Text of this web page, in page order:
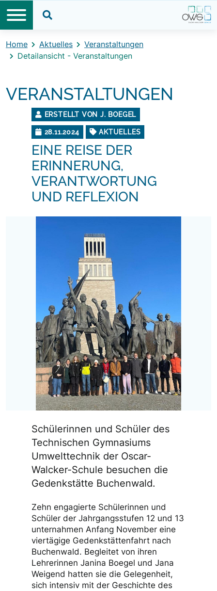
Home Aktuelles
Veranstaltungen
Detailansicht - Veranstaltungen
VERANSTALTUNGEN
ERSTELLT VON J. BOEGEL
28.11.2024 AKTUELLES
EINE REISE DER
ERINNERUNG,
VERANTWORTUNG
UND REFLEXION
Schülerinnen und Schüler des
Technischen Gymnasiums
Umwelttechnik der Oscar-
Walcker-Schule besuchen die
Gedenkstätte Buchenwald.
Zehn engagierte Schülerinnen und
Schüler der Jahrgangsstufen 12 und 13
unternahmen Anfang November eine
viertägige Gedenkstättenfahrt nach
Buchenwald. Begleitet von ihren
Lehrerinnen Janina Boegel und Jana
Weigend hatten sie die Gelegenheit,
sich intensiv mit der Geschichte des